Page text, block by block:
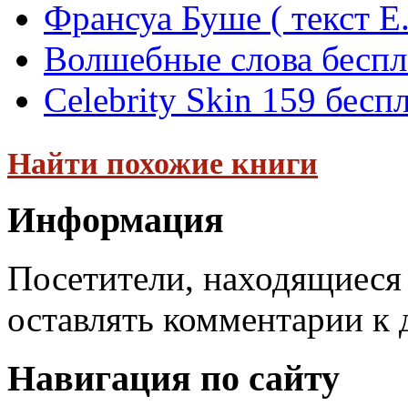
Франсуа Буше ( текст
Волшебные слова
Celebrity Skin 159
Найти похожие книги
Информация
Посетители,
оставлять комментарии к
Навигация по сайту